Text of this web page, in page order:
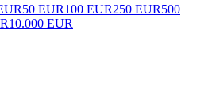
50 EUR100 EUR250 EUR500
10.000 EUR